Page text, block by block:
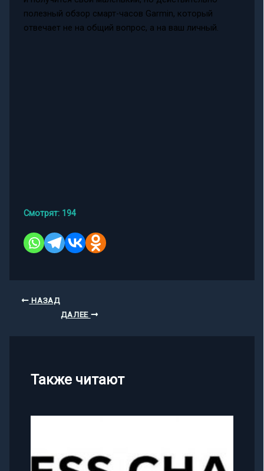
полезный обзор смарт-часов Garmin, который
отвечает не на общий вопрос, а на ваш личный.
Смотрят: 194
НАЗАД
ДАЛЕЕ
Также читают